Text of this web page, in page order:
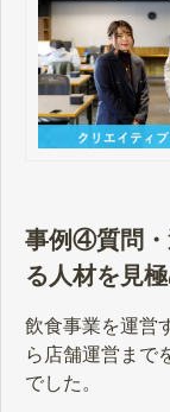
事例④質問・
る人材を見
飲食事業を運営
ら店舗運営まで
でした。